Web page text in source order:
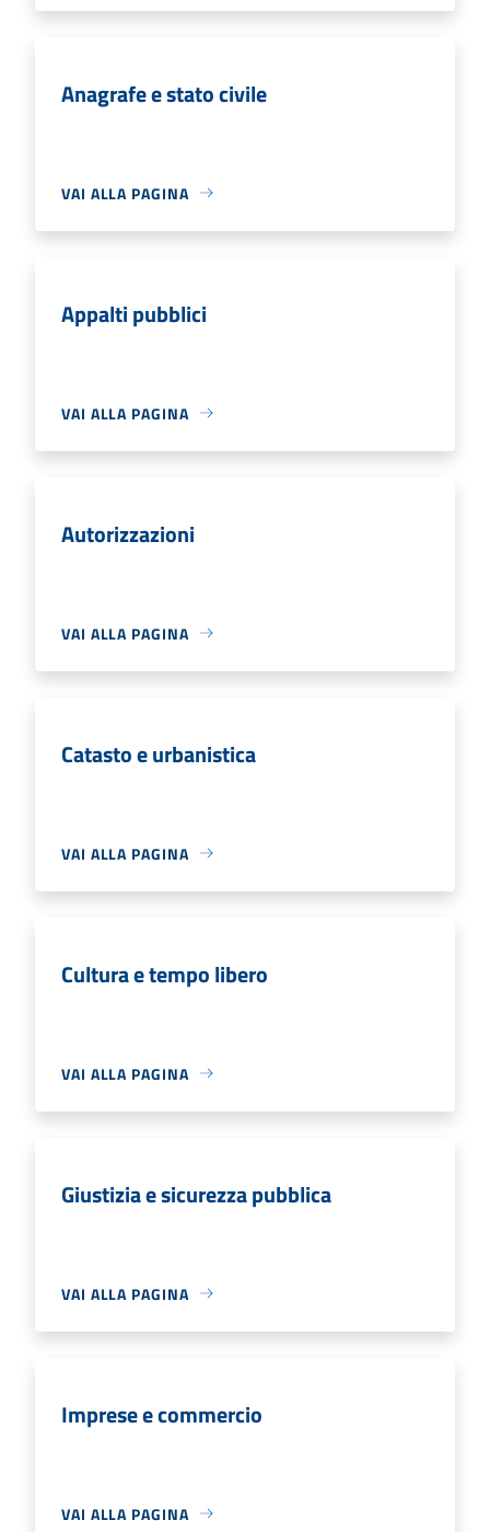
Anagrafe e stato civile
VAI ALLA PAGINA
Appalti pubblici
VAI ALLA PAGINA
Autorizzazioni
VAI ALLA PAGINA
Catasto e urbanistica
VAI ALLA PAGINA
Cultura e tempo libero
VAI ALLA PAGINA
Giustizia e sicurezza pubblica
VAI ALLA PAGINA
Imprese e commercio
VAI ALLA PAGINA